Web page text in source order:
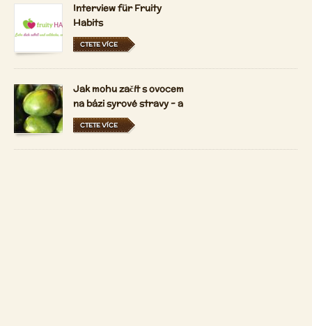
Interview für Fruity
Habits
CTETE VÍCE
Jak mohu začít s ovocem
na bázi syrové stravy - a
držet se ho?
CTETE VÍCE